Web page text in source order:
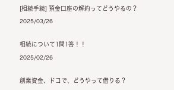
[相続手続] 預金口座の解約ってどうやるの？
2025/03/26
相続について1問1答！！
2025/02/26
創業資金、ドコで、どうやって借りる？